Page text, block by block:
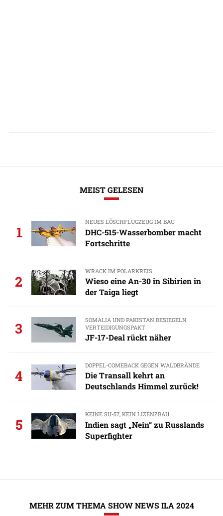
MEIST GELESEN
1
NEUES LÖSCHFLUGZEUG IM BAU
DHC-515-Wasserbomber macht
Fortschritte
2
WRACK IM POLARKREIS
Wieso eine An-30 in Sibirien in
der Taiga liegt
3
SOMALIA UND PAKISTAN BESIEGELN
VERTEIDIGUNGSPAKT
JF-17-Deal rückt näher
4
DOPPEL-COMEBACK GEGEN WALDBRÄNDE
Die Transall kehrt an
Deutschlands Himmel zurück!
5
KEINE SU-57, KEIN LIZENZBAU
Indien sagt „Nein“ zu Russlands
Superfighter
MEHR ZUM THEMA SHOW NEWS ILA 2024